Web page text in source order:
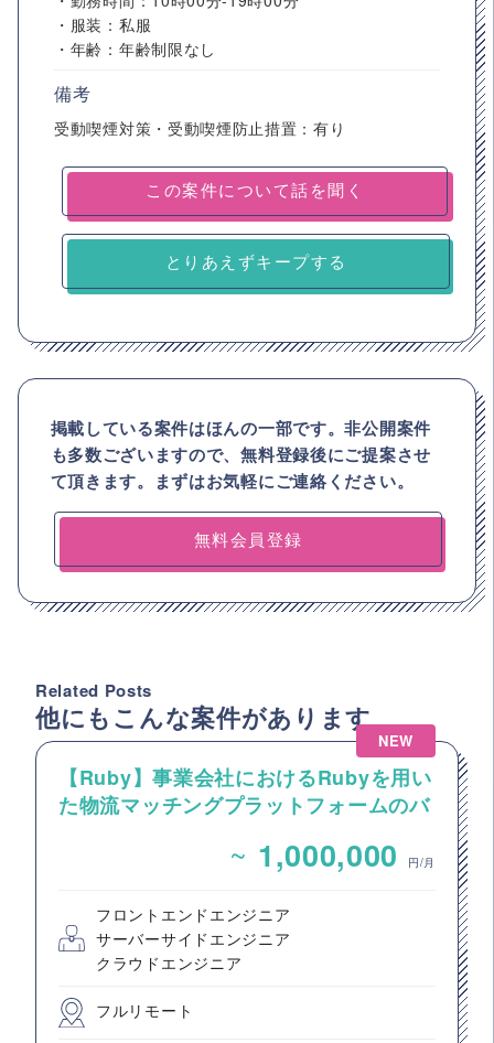
・服装：私服
・年齢：年齢制限なし
備考
受動喫煙対策・受動喫煙防止措置：有り
とりあえずキープする
掲載している案件はほんの一部です。非公開案件
も多数ございますので、無料登録後にご提案させ
て頂きます。まずはお気軽にご連絡ください。
無料会員登録
Related Posts
他にもこんな案件があります
NEW
【Ruby】事業会社におけるRubyを用い
た物流マッチングプラットフォームのバ
~ 1,000,000 円/月
フロントエンドエンジニア
サーバーサイドエンジニア
クラウドエンジニア
フルリモート